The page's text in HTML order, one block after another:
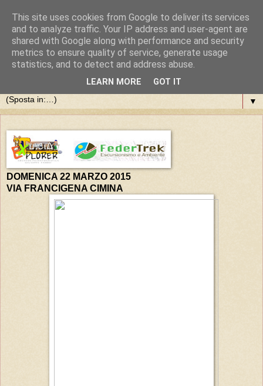
▼
DOMENICA 22 MARZO 2015
VIA FRANCIGENA CIMINA
This site uses cookies from Google to deliver its services
and to analyze traffic. Your IP address and user-agent are
shared with Google along with performance and security
metrics to ensure quality of service, generate usage
statistics, and to detect and address abuse.
LEARN MORE GOT IT